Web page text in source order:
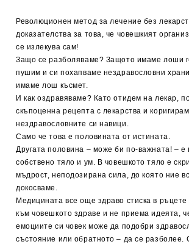
Революционен метод за лечение без
доказателства за това, че човешкият
се излекува сам!
Защо се разболяваме? Защото имаме лоши
пушим и си похапваме нездравословни
имаме лош късмет.
И как оздравяваме? Като отидем на лекар,
скъпоценна рецепта с лекарства и
нездравословните си навици.
Само че това е половината от истината.
Другата половина – може би по-важната! – е
собствено тяло и ум. В човешкото тяло е
мъдрост, неподозирана сила, до която ние
докосваме.
Медицината все още здраво стиска в ръцете
към човешкото здраве и не приема идеята,
емоциите си човек може да подобри
състояние или обратното – да се разболее.